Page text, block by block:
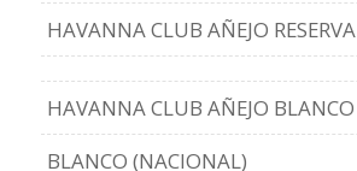
HAVANNA CLUB AÑEJO RESERVA
HAVANNA CLUB AÑEJO BLANCO
BLANCO (NACIONAL)